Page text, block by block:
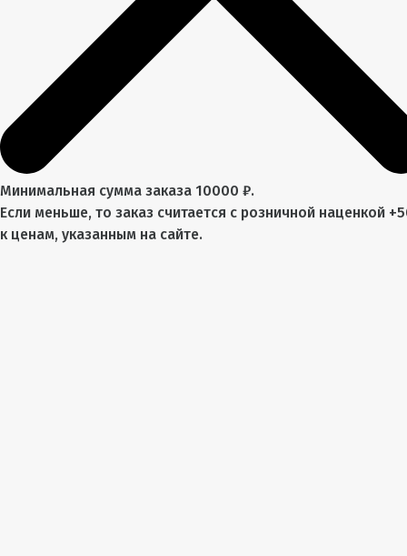
Минимальная сумма заказа 10000 ₽.
Если меньше, то заказ считается с розничной наценкой
к ценам, указанным на сайте.